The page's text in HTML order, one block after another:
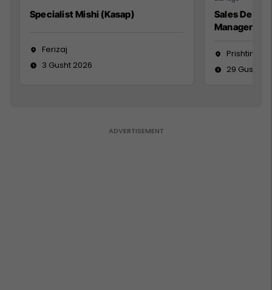
Specialist Mishi (Kasap)
Ferizaj
3 Gusht 2026
Sales
Manager
Prishtinë
29 Gusht